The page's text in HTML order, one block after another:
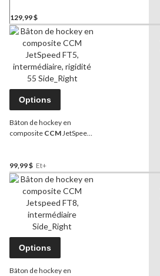
129,99 $
Options
Bâton de hockey en
composite CCMJetSpeed
99,99 $ Et+
Options
Bâton de hockey en